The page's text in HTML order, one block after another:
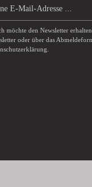
möchte den Newsletter
oder über das